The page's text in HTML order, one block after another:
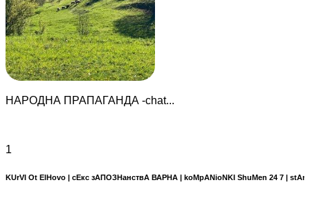
НАРОДНА ПРАПАГАНДА -chat...
1
KUrVI Ot ElHovo | сЕкс зАПОЗНанствА ВАРНА | koMpANioNKI ShuMen 24 7 |